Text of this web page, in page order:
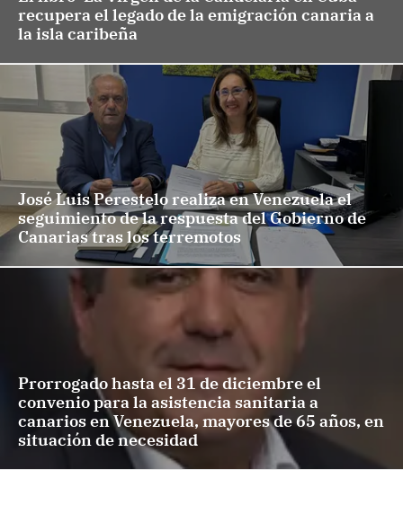
recupera el legado de la emigración canaria a
la isla caribeña
José Luis Perestelo realiza en Venezuela el
seguimiento de la respuesta del Gobierno de
Canarias tras los terremotos
Prorrogado hasta el 31 de diciembre el
convenio para la asistencia sanitaria a
canarios en Venezuela, mayores de 65 años, en
situación de necesidad